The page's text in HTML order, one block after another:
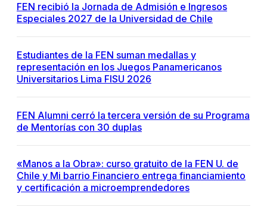
FEN recibió la Jornada de Admisión e Ingresos
Especiales 2027 de la Universidad de Chile
Estudiantes de la FEN suman medallas y
representación en los Juegos Panamericanos
Universitarios Lima FISU 2026
FEN Alumni cerró la tercera versión de su Programa
de Mentorías con 30 duplas
«Manos a la Obra»: curso gratuito de la FEN U. de
Chile y Mi barrio Financiero entrega financiamiento
y certificación a microemprendedores